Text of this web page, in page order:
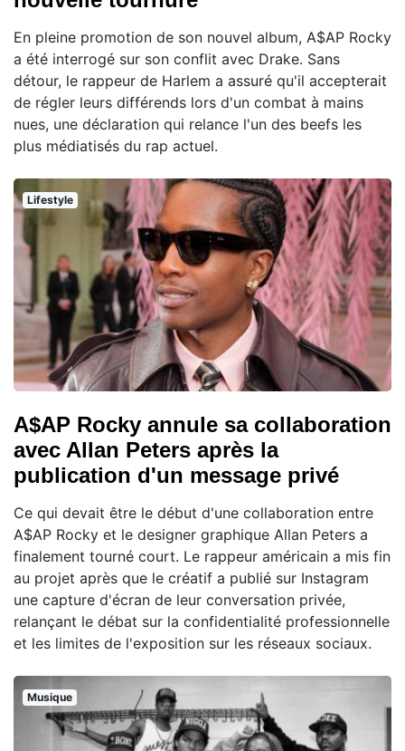
En pleine promotion de son nouvel album, A$AP Rocky
a été interrogé sur son conflit avec Drake. Sans
détour, le rappeur de Harlem a assuré qu'il accepterait
de régler leurs différends lors d'un combat à mains
nues, une déclaration qui relance l'un des beefs les
plus médiatisés du rap actuel.
Lifestyle
A$AP Rocky annule sa collaboration
avec Allan Peters après la
publication d'un message privé
Ce qui devait être le début d'une collaboration entre
A$AP Rocky et le designer graphique Allan Peters a
finalement tourné court. Le rappeur américain a mis fin
au projet après que le créatif a publié sur Instagram
une capture d'écran de leur conversation privée,
relançant le débat sur la confidentialité professionnelle
et les limites de l'exposition sur les réseaux sociaux.
Musique